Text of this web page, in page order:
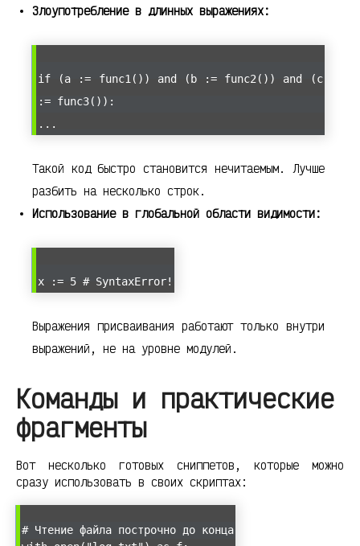
Злоупотребление в длинных выражениях:
if (a := func1()) and (b := func2()) and (c
:= func3()):
...
Такой код быстро становится нечитаемым. Лучше
разбить на несколько строк.
Использование в глобальной области видимости:
x := 5 # SyntaxError!
Выражения присваивания работают только внутри
выражений, не на уровне модулей.
Команды и практические
фрагменты
Вот несколько готовых сниппетов, которые можно
сразу использовать в своих скриптах:
# Чтение файла построчно до конца